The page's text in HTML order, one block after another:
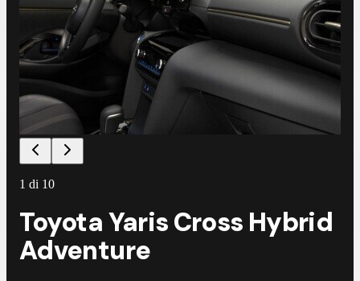
1 di 10
Toyota Yaris Cross Hybrid
Adventure